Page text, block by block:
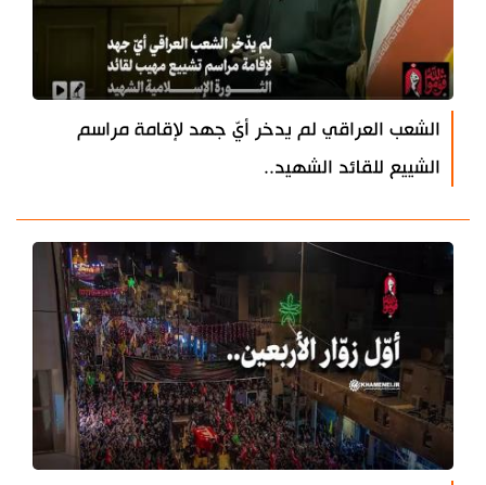
الشعب العراقي لم يدخر أيّ جهد لإقامة مراسم
الشييع للقائد الشهيد..